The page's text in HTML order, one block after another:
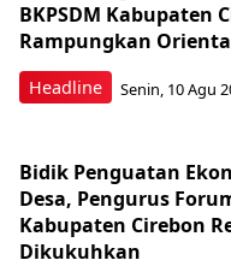
Headline
BKPSDM Kabupaten
Rampungkan
Senin, 10 Agu
Bidik Penguatan
Desa, Pengurus
Kabupaten Cirebon
Dikukuhkan